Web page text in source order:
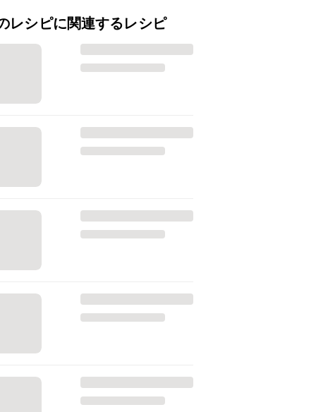
レシピに関連するレシピ